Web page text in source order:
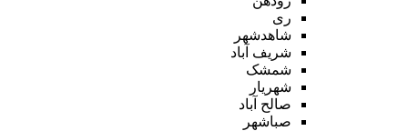
ری
شاهدشهر
شریف آباد
شمشک
شهریار
صالح آباد
صباشهر